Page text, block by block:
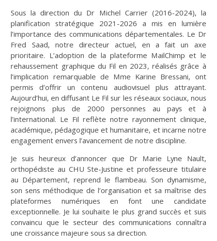
Sous la direction du Dr Michel Carrier (2016-2024), la
planification stratégique 2021-2026 a mis en lumière
l’importance des communications départementales. Le Dr
Fred Saad, notre directeur actuel, en a fait un axe
prioritaire. L’adoption de la plateforme MailChimp et le
rehaussement graphique du Fil en 2023, réalisés grâce à
l’implication remarquable de Mme Karine Bressani, ont
permis d’offrir un contenu audiovisuel plus attrayant.
Aujourd’hui, en diffusant Le Fil sur les réseaux sociaux, nous
rejoignons plus de 2000 personnes au pays et à
l’international. Le Fil reflète notre rayonnement clinique,
académique, pédagogique et humanitaire, et incarne notre
engagement envers l’avancement de notre discipline.
Je suis heureux d’annoncer que Dr Marie Lyne Nault,
orthopédiste au CHU Ste-Justine et professeure titulaire
au Département, reprend le flambeau. Son dynamisme,
son sens méthodique de l’organisation et sa maîtrise des
plateformes numériques en font une candidate
exceptionnelle. Je lui souhaite le plus grand succès et suis
convaincu que le secteur des communications connaîtra
une croissance majeure sous sa direction.